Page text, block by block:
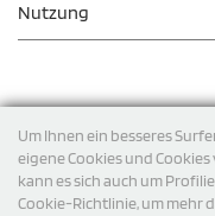
Um Ihnen ein besseres
eigene Cookies und
kann es sich auch um
Cookie-Richtlinie, um mehr
Nutzung
Versand